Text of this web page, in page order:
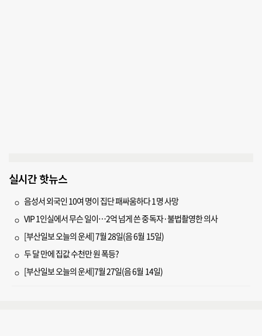
실시간 핫뉴스
음성서 외국인 10여 명이 집단 패싸움하다 1명 사망
VIP 1인실에서 무슨 일이…2억 넘게 쓴 중독자·불법촬영한 의사
[부산일보 오늘의 운세] 7월 28일(음 6월 15일)
두 달 만에 집값 수천만 원 폭등?
[부산일보 오늘의 운세]7월 27일(음 6월 14일)